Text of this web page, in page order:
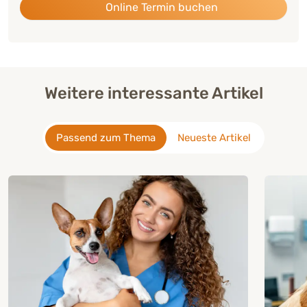
Online Termin buchen
Weitere interessante Artikel
Passend zum Thema Neueste Artikel